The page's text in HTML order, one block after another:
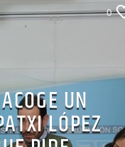
0
UN
LÓPEZ